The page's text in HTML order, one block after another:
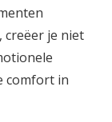
creëer je niet
comfort in